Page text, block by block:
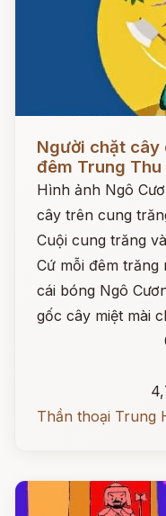
Người chặt
đêm Trung Thu
Hình ảnh Ngô
cây trên cung
Cuội cung trăng
Cứ mỗi đêm
cái bóng Ngô
gốc cây miệt mài
Thần thoại Trung